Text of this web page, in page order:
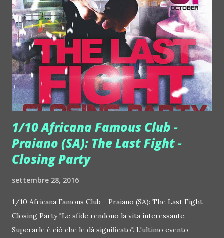
ovviamente in cabriolet, al fianco di una bella ragazza
vestita con eleganza d'altri tempi; una festa in una villa,
ovviamente con piscina, che finisce solo al mattino dopo,
con un gran mal di testa e la strana sensazione di non saper
proprio distinguere ciò che successo davvero da ciò che
invece è stato solo sognato. Ci si siede stanchi su...
1/10 Africana Famous Club -
Praiano (SA): The Last Fight -
Closing Party
settembre 28, 2016
1/10 Africana Famous Club - Praiano (SA): The Last Fight -
Closing Party "Le sfide rendono la vita interessante.
Superarle è ciò che le dà significato". L'ultimo evento